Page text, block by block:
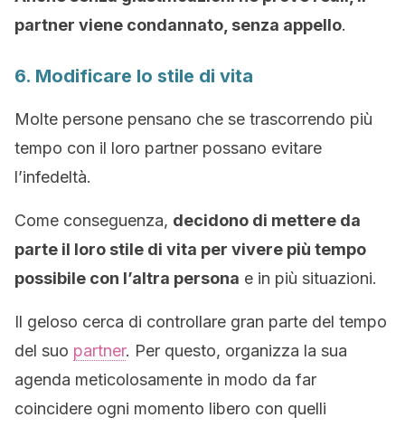
partner viene condannato, senza appello.
6. Modificare lo stile di vita
Molte persone pensano che se trascorrendo più
tempo con il loro partner possano evitare
l’infedeltà.
Come conseguenza, decidono di mettere da
parte il loro stile di vita per vivere più tempo
possibile con l’altra persona e in più situazioni.
Il geloso cerca di controllare gran parte del tempo
del suo partner. Per questo, organizza la sua
agenda meticolosamente in modo da far
coincidere ogni momento libero con quelli